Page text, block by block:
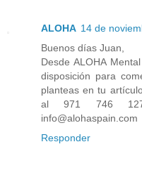
ALOHA 14 de
Buenos días Juan,
Desde ALOHA
disposición para
planteas en tu
al 971 746
info@alohaspain.com
Responder